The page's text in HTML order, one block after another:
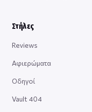
Στήλες
Reviews
Αφιερώματα
Οδηγοί
Vault 404